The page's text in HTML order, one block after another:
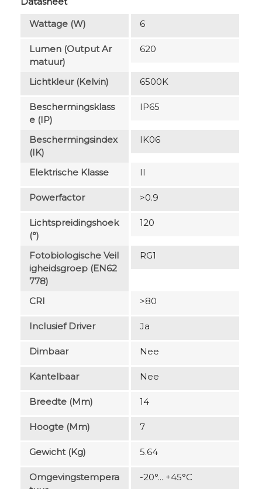
Wattage (W)
6
Lumen (output Ar
Matuur)
620
Lichtkleur (Kelvin) 6500K
Beschermingsklass
E (IP)
IP65
Beschermingsindex
(IK)
IK06
Elektrische Klasse II
Powerfactor >0.9
Lichtspreidingshoek
(°)
120
Fotobiologische Veil
Igheidsgroep (EN62
778)
RG1
CRI >80
Inclusief Driver Ja
Dimbaar Nee
Kantelbaar Nee
Breedte (mm) 14
Hoogte (mm) 7
Gewicht (kg) 5.64
Omgevingstempera
-20°... +45°C